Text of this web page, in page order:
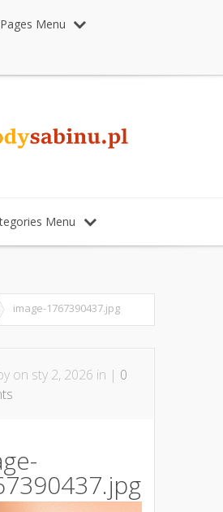
Pages Menu
Menu
image-1767390437.jpg
on sty 2, 2026 in | 0